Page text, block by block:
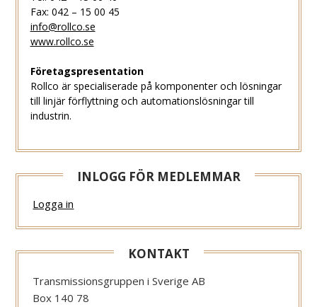
Fax: 042 – 15 00 45
info@rollco.se
www.rollco.se
Företagspresentation
Rollco är specialiserade på komponenter och lösningar
till linjär förflyttning och automationslösningar till
industrin.
INLOGG FÖR MEDLEMMAR
Logga in
KONTAKT
Transmissionsgruppen i Sverige AB
Box 140 78